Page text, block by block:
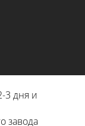
3 дня и
завода